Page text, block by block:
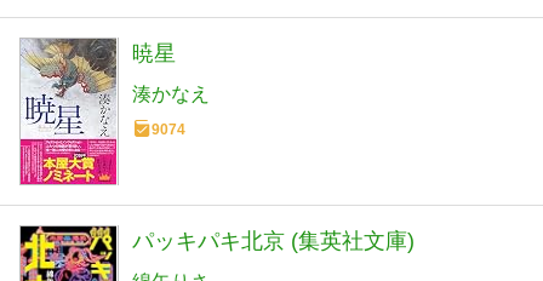
暁星
湊かなえ
9074
パッキパキ北京 (集英社文庫)